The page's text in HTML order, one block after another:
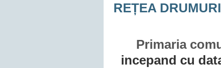
REȚEA
Primaria
incepand cu